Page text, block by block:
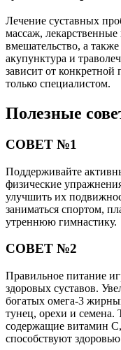
Лечение суставных
массаж,
вмешательство, а
акупунктура и
зависит от
только специалистом.
Полезные
СОВЕТ №1
Поддерживайте
физические
улучшить их
заниматься спортом,
утреннюю гимнастику.
СОВЕТ №2
Правильное питание
здоровых суставов.
богатых омега-3
тунец, орехи и семена.
содержащие витамин
способствуют здоровью